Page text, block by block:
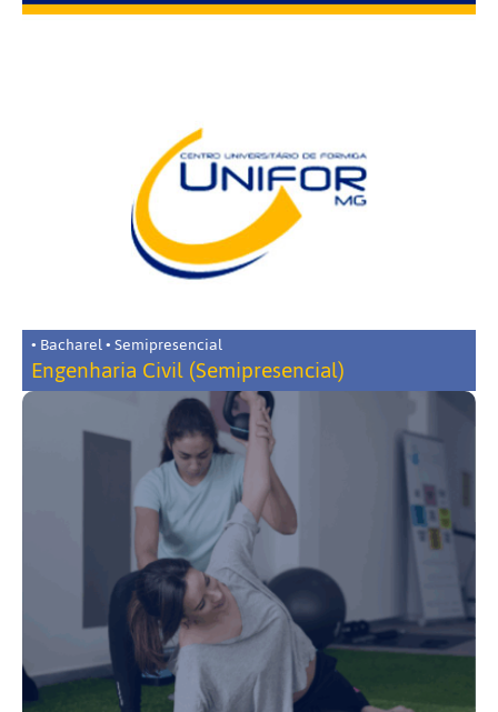
• Bacharel • Semipresencial
Engenharia Civil (Semipresencial)